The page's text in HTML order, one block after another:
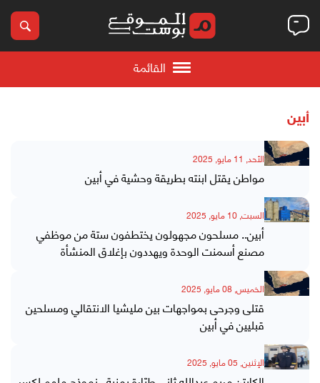
القائمة
أبين
الأحد, 11 مايو, 2025
مواطن يقتل ابنته بطريقة وحشية في أبين
السبت, 10 مايو, 2025
أبين.. مسلحون مجهولون يختطفون ستة من موظفي
مصنع أسمنت الوحدة ويهددون بإغلاق المنشأة
الخميس, 08 مايو, 2025
قتلى وجرحى بمواجهات بين مليشيا الانتقالي ومسلحين
قبليين في أبين
الإثنين, 05 مايو, 2025